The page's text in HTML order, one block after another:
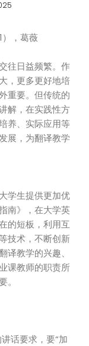
），葛薇
往日益频繁。作
，更多更好地培
重要。但传统的
解，在实践性方
养、实际应用等
展，为翻译教学
学生提供更加优
南》，在大学英
的短板，利用互
技术，不断创新
教学的兴趣、
课教师的职责所
话要求，要“加